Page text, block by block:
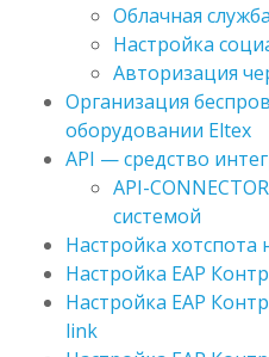
Облачная
Настройка
Авторизация
Организация
оборудовании Eltex
API — средство
API-
системой
Настройка
Настройка EAP
Настройка EAP
link